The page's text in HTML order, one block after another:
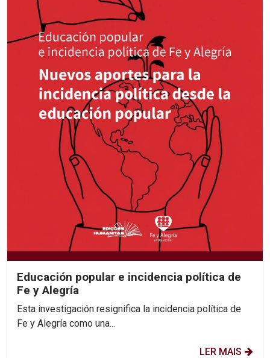
Educación popular e incidencia política de
Fe y Alegría
Esta investigación resignifica la incidencia política de
Fe y Alegría como una...
LER MAIS